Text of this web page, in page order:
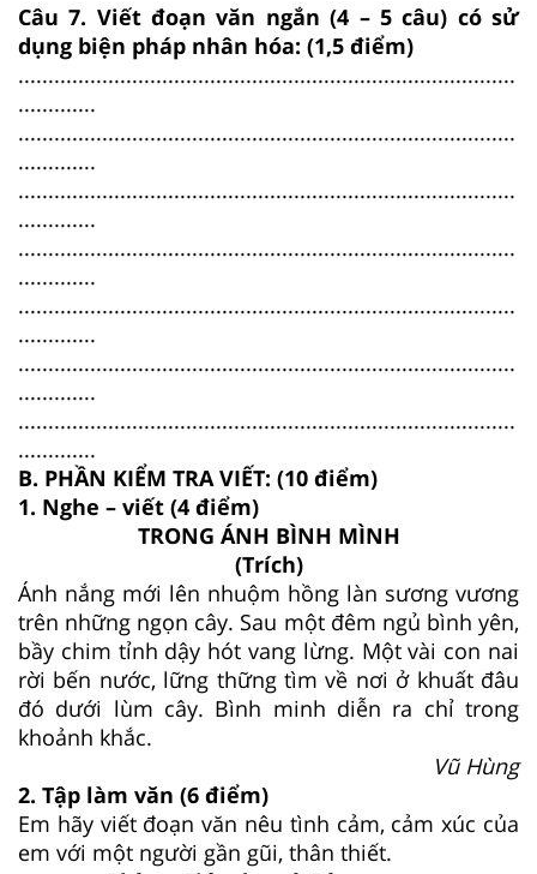
Câu 7. Viết đoạn văn ngắn (4 – 5 câu) có sử
dụng biện pháp nhân hóa: (1,5 điểm)
...................................................................................
.............
...................................................................................
.............
...................................................................................
.............
...................................................................................
.............
...................................................................................
.............
...................................................................................
.............
...................................................................................
.............
B. PHẦN KIỂM TRA VIẾT: (10 điểm)
1. Nghe – viết (4 điểm)
TRONG ÁNH BÌNH MÌNH
(Trích)
Ánh nắng mới lên nhuộm hồng làn sương vương
trên những ngọn cây. Sau một đêm ngủ bình yên,
bầy chim tỉnh dậy hót vang lừng. Một vài con nai
rời bến nước, lững thững tìm về nơi ở khuất đâu
đó dưới lùm cây. Bình minh diễn ra chỉ trong
khoảnh khắc.
Vũ Hùng
2. Tập làm văn (6 điểm)
Em hãy viết đoạn văn nêu tình cảm, cảm xúc của
em với một người gần gũi, thân thiết.